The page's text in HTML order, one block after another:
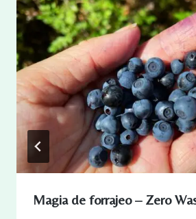
Magia de forrajeo – Zero